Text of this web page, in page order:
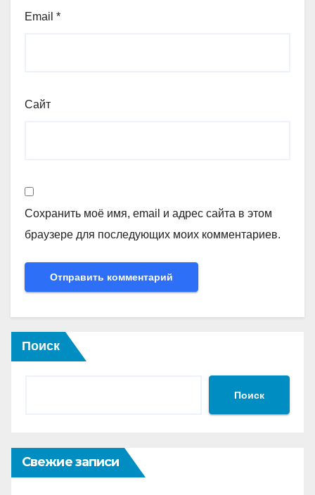
Email *
Сайт
Сохранить моё имя, email и адрес сайта в этом
браузере для последующих моих комментариев.
Поиск
Поиск
Свежие записи